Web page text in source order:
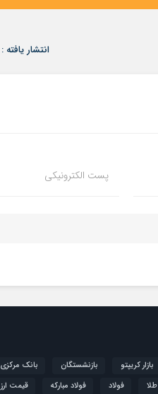
انتشار یافته : ۰
پست الکترونیکی
بازار کریپتو بازنشستگان بانک مرکزی
طلا فولاد فولاد مبارکه قیمت ارز